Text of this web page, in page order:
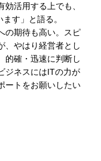
活用する上でも、
す」と語る。
の期待も高い。スピ
、やはり経営者とし
的確・迅速に判断し
ジネスにはITの力が
ートをお願いしたい